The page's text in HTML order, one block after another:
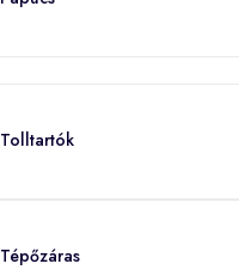
Tolltartók
Tépőzáras